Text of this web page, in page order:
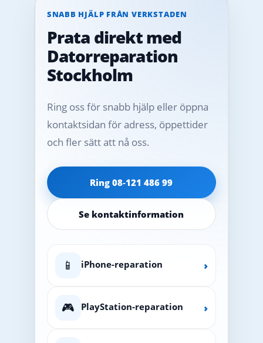
SNABB HJÄLP FRÅN VERKSTADEN
Prata direkt med
Datorreparation
Stockholm
Ring oss för snabb hjälp eller öppna
kontaktsidan för adress, öppettider
och fler sätt att nå oss.
Ring 08‑121 486 99
Se kontaktinformation
📱 iPhone-reparation ›
🎮 PlayStation-reparation ›